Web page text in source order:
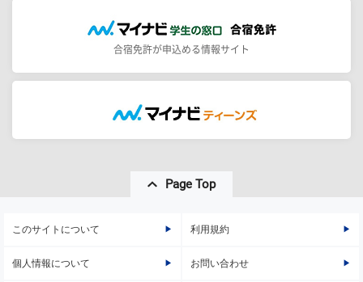
合宿免許が申込める情報サイト
Page Top
このサイトについて 利用規約
個人情報について お問い合わせ